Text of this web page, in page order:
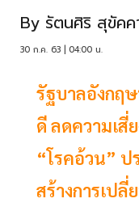
By รัตนศิริ สุขัค
30 ก.ค. 63 | 04:00 น.
รัฐบาลอังกฤ
ดี ลดความเ
“โรคอ้วน” ป
สร้างการเปลี่